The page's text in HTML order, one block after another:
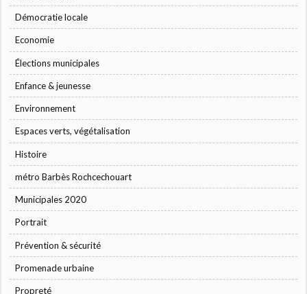
Démocratie locale
Economie
Élections municipales
Enfance & jeunesse
Environnement
Espaces verts, végétalisation
Histoire
métro Barbès Rochcechouart
Municipales 2020
Portrait
Prévention & sécurité
Promenade urbaine
Propreté